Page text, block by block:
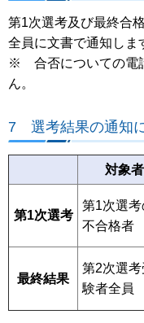
第1次選考及び最終合
全員に文書で通知しま
※ 合否についての電
ん。
7 選考結果の通知
対象者
第1次選考
第1次選考
不合格者
最終結果
第2次選考
験者全員